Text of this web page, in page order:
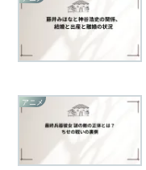
アニメ